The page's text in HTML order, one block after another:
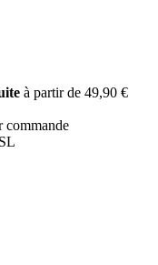
à partir de 49,90 €
commande